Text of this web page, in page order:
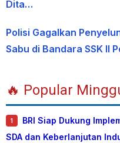
Dita…
Polisi Gagalkan
Sabu di Bandara SSK II
🔥 Popular
1
BRI Siap Dukung
SDA dan Keberlanjutan